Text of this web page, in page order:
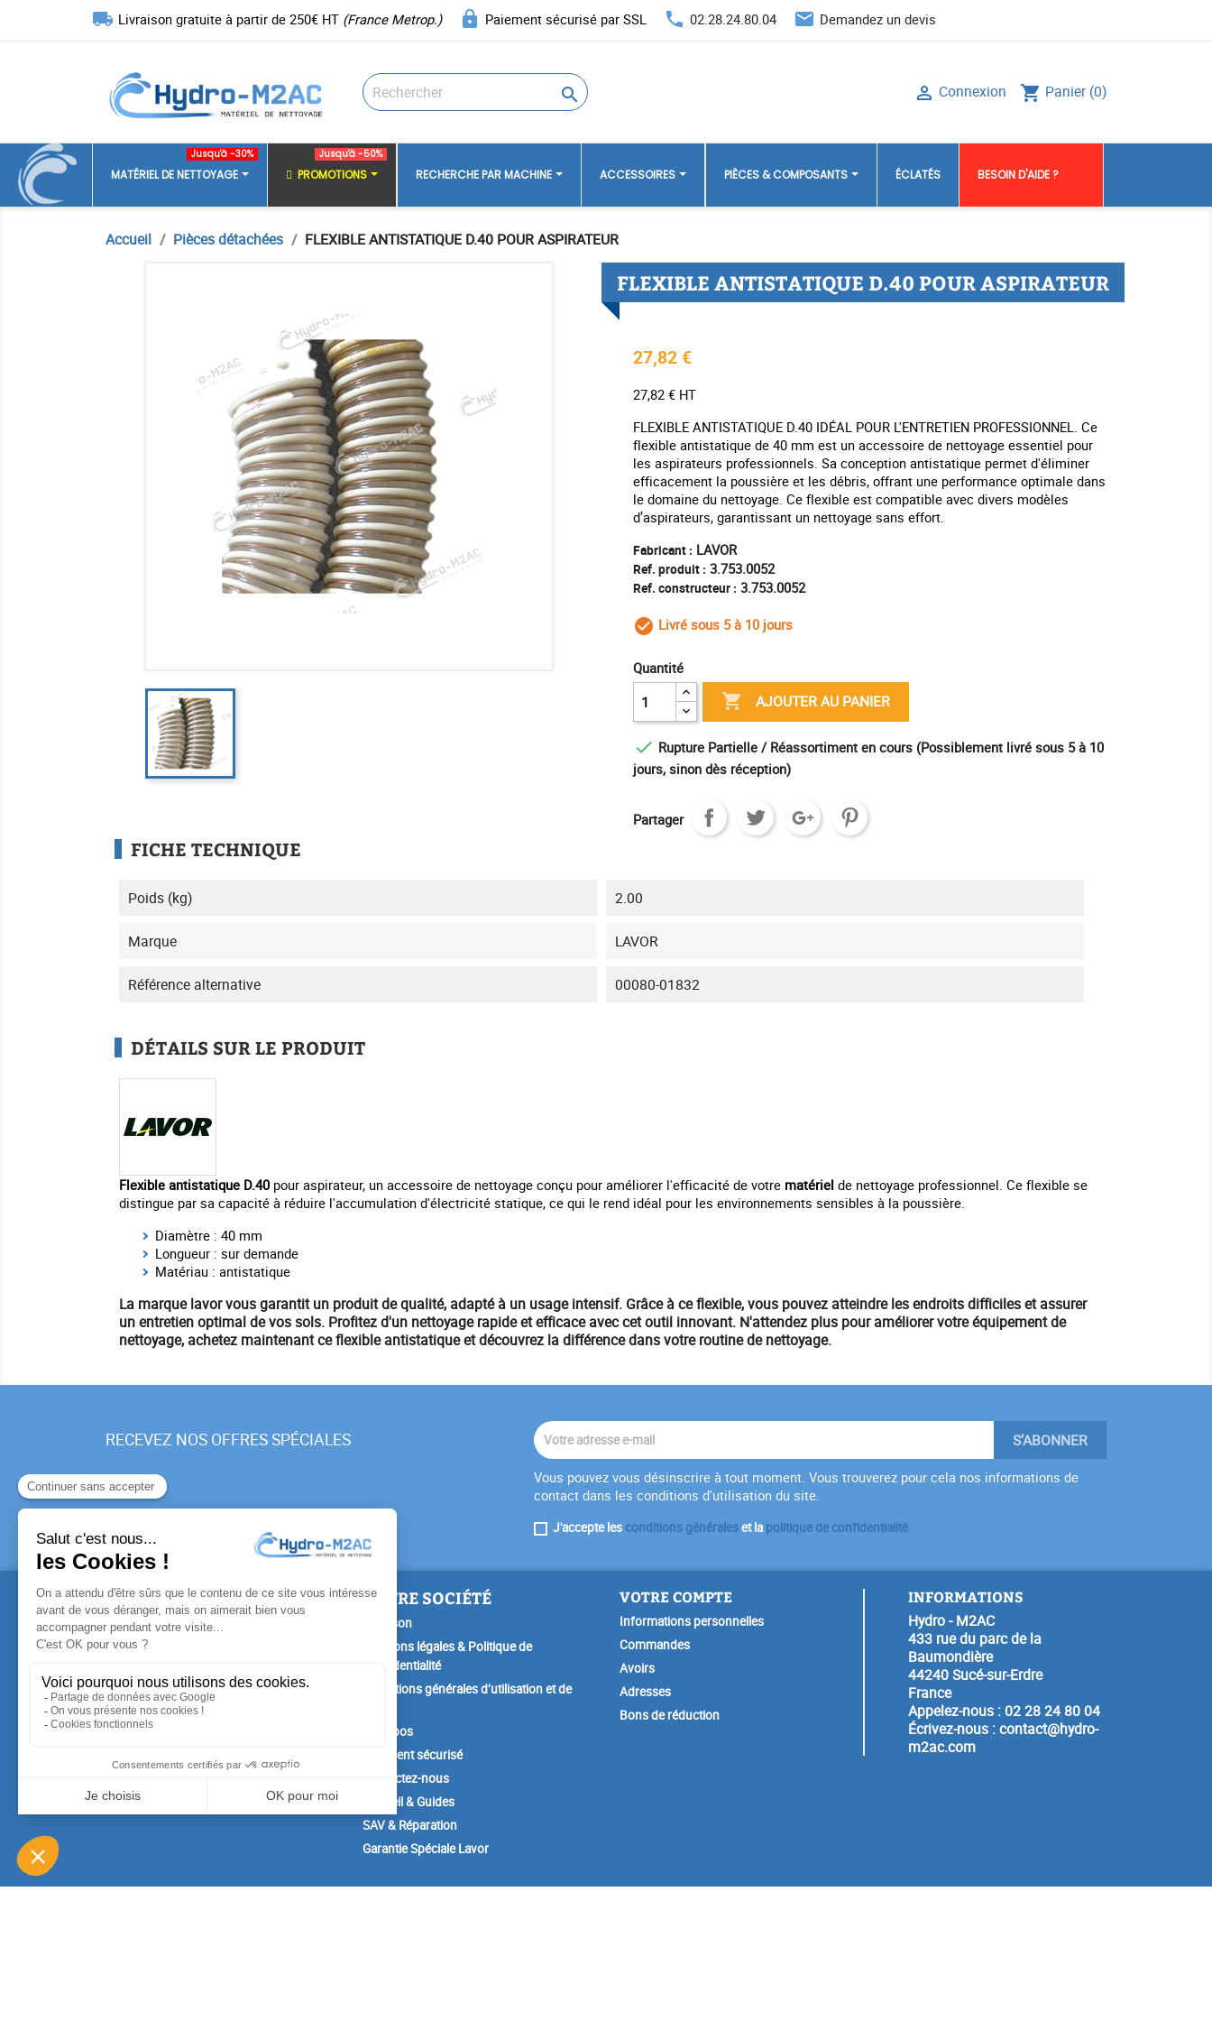
local_shipping Livraison gratuite à partir de 250€ HT (France Metrop.) lock Paiement sécurisé par SSL phone 02.28.24.80.04 email Demandez un devis
 shopping_cart Panier (0)
 Connexion
MATÉRIEL DE NETTOYAGE
Jusqu'à -30%
PROMOTIONS
Jusqu'à -50%
RECHERCHE PAR MACHINE ACCESSOIRES PIÈCES & COMPOSANTS ÉCLATÉS BESOIN D'AIDE ?
Accueil Pièces détachées FLEXIBLE ANTISTATIQUE D.40 POUR ASPIRATEUR
FLEXIBLE ANTISTATIQUE D.40 POUR ASPIRATEUR
27,82 €
27,82 € HT
FLEXIBLE ANTISTATIQUE D.40 IDÉAL POUR L'ENTRETIEN PROFESSIONNEL. Ce
flexible antistatique de 40 mm est un accessoire de nettoyage essentiel pour
les aspirateurs professionnels. Sa conception antistatique permet d'éliminer
efficacement la poussière et les débris, offrant une performance optimale dans
le domaine du nettoyage. Ce flexible est compatible avec divers modèles
d’aspirateurs, garantissant un nettoyage sans effort.
Fabricant : LAVOR
Ref. produit : 3.753.0052
Ref. constructeur : 3.753.0052
check_circle_outline
Livré sous 5 à 10 jours
Quantité
 AJOUTER AU PANIER
 Rupture Partielle / Réassortiment en cours (Possiblement livré sous 5 à 10
jours, sinon dès réception)
Partager
FICHE TECHNIQUE
Poids (kg) 2.00
Marque LAVOR
Référence alternative 00080-01832
DÉTAILS SUR LE PRODUIT
Flexible antistatique D.40 pour aspirateur, un accessoire de nettoyage conçu pour améliorer l'efficacité de votre matériel de nettoyage professionnel. Ce flexible se
distingue par sa capacité à réduire l'accumulation d'électricité statique, ce qui le rend idéal pour les environnements sensibles à la poussière.
Diamètre : 40 mm
Longueur : sur demande
Matériau : antistatique
La marquelavorvous garantit un produit de qualité, adapté à un usage intensif. Grâce à ce flexible, vous pouvez atteindre les endroits difficiles et assurer
un entretien optimal de vos sols. Profitez d'un nettoyage rapide et efficace avec cet outil innovant. N'attendez plus pour améliorer votreéquipementde
nettoyage, achetez maintenantce flexible antistatique et découvrez la différence dans votre routine de nettoyage.
RECEVEZ NOS OFFRES SPÉCIALES
Vous pouvez vous désinscrire à tout moment. Vous trouverez pour cela nos informations de
contact dans les conditions d'utilisation du site.
J'accepte les conditions généraleset lapolitique de confidentialité
PRODUITS
Promotions
Nouveaux produits
NOTRE SOCIÉTÉ
Livraison
Mentions légales & Politique de
Confidentialité
Conditions générales d’utilisation et de
A propos
Paiement sécurisé
Contactez-nous
Conseil & Guides
SAV & Réparation
Garantie Spéciale Lavor
VOTRE COMPTE
Informations personnelles
Commandes
Avoirs
Adresses
Bons de réduction
INFORMATIONS
Hydro - M2AC
433 rue du parc de la
Baumondière
44240 Sucé-sur-Erdre
France
Appelez-nous : 02 28 24 80 04
Écrivez-nous :contact@hydro-
m2ac.com